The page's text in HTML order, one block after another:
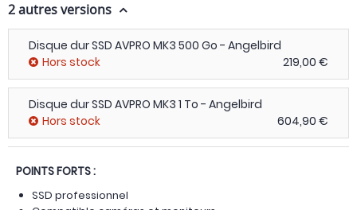
2 autres versions
Disque dur SSD AVPRO MK3 500 Go - Angelbird
Hors stock
219,00 €
Disque dur SSD AVPRO MK3 1 To - Angelbird
Hors stock
604,90 €
POINTS FORTS :
SSD professionnel